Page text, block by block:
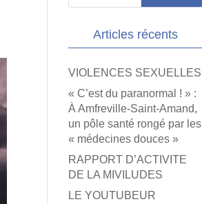
Articles récents
VIOLENCES SEXUELLES
« C’est du paranormal ! » :
À Amfreville-Saint-Amand,
un pôle santé rongé par les
« médecines douces »
RAPPORT D’ACTIVITE
DE LA MIVILUDES
LE YOUTUBEUR